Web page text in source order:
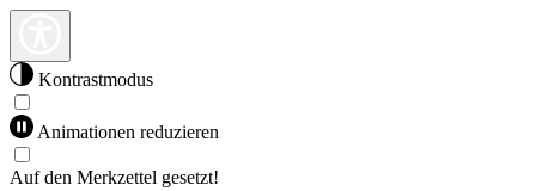
Kontrastmodus
Animationen reduzieren
Auf den Merkzettel gesetzt!